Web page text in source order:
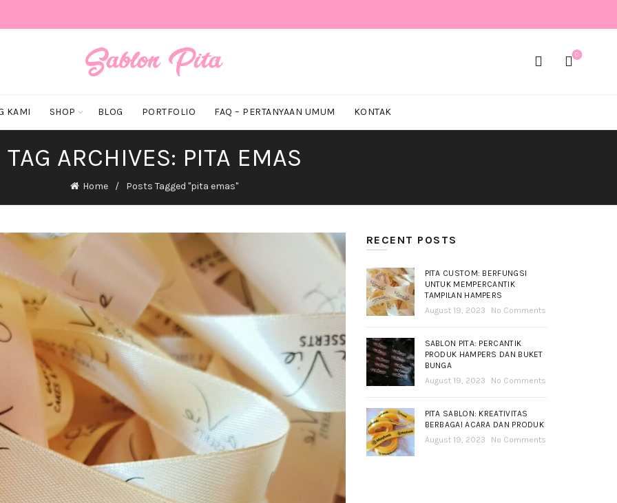
0
KAMI SHOP BLOG PORTFOLIO FAQ – PERTANYAAN UMUM KONTAK
TAG ARCHIVES: PITA EMAS
Home Posts Tagged "pita emas"
RECENT POSTS
PITA CUSTOM: BERFUNGSI
UNTUK MEMPERCANTIK
TAMPILAN HAMPERS
August 19, 2023
No Comments
SABLON PITA: PERCANTIK
PRODUK HAMPERS DAN BUKET
BUNGA
August 19, 2023
No Comments
PITA SABLON: KREATIVITAS
BERBAGAI ACARA DAN PRODUK
August 19, 2023
No Comments